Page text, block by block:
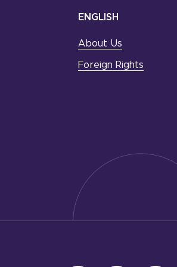
ENGLISH
About Us
Foreign Rights